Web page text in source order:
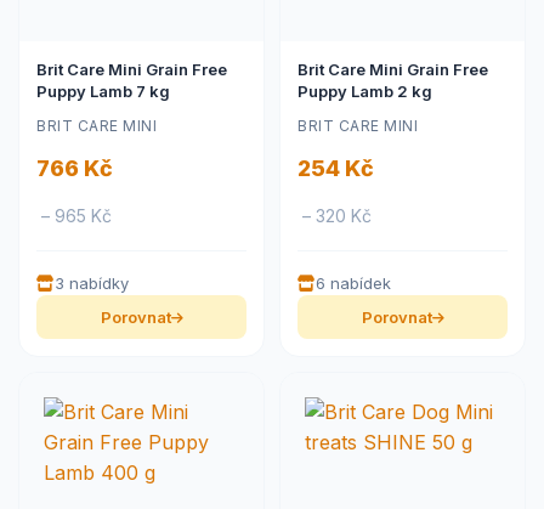
Brit Care Mini Grain Free
Puppy Lamb 7 kg
BRIT CARE MINI
766 Kč
– 965 Kč
3 nabídky
Porovnat
Brit Care Mini Grain Free
Puppy Lamb 2 kg
BRIT CARE MINI
254 Kč
– 320 Kč
6 nabídek
Porovnat